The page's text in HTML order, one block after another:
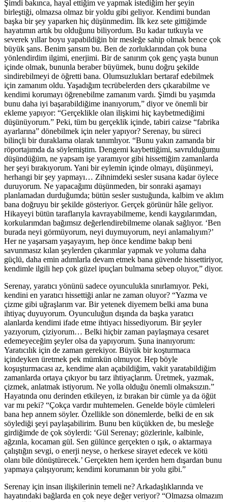
Şimdi bakınca, hayal ettiğim ve yapmak istediğim her şeyin
birleştiği, olmazsa olmaz bir yoldu gibi geliyor. Kendimi bundan
başka bir şey yaparken hiç düşünmedim. İlk kez sete gittiğimde
hayatımın artık bu olduğunu biliyordum. Bu kadar tutkuyla ve
severek yıllar boyu yapabildiğin bir mesleğe sahip olmak bence çok
büyük şans. Benim şansım bu. Ben de zorluklarından çok buna
yönlendirdim ilgimi, enerjimi. Bir de sanırım çok genç yaşta bunun
içinde olmak, bununla beraber büyümek, bunu doğru şekilde
sindirebilmeyi de öğretti bana. Olumsuzlukları bertaraf edebilmek
için zamanım oldu. Yaşadığım tecrübelerden ders çıkarabilme ve
kendimi korumayı öğrenebilme zamanım vardı. Şimdi bu yaşımda
bunu daha iyi başarabildiğime inanıyorum,” diyor ve önemli bir
ekleme yapıyor: “Gerçeklikle olan ilişkimi hiç kaybetmediğimi
düşünüyorum.” Peki, tüm bu gerçeklik içinde, tabiri caizse “fabrika
ayarlarına” dönebilmek için neler yapıyor? Serenay, bu süreci
bilinçli bir duraklama olarak tanımlıyor. “Bunu yakın zamanda bir
röportajımda da söylemiştim. Dengemi kaybettiğimi, savrulduğumu
düşündüğüm, ne yapsam işe yaramıyor gibi hissettiğim zamanlarda
her şeyi bırakıyorum. Yani bir eylemin içinde olmayı, düşünmeyi,
herhangi bir şey yapmayı… Zihnimdeki sesler susana kadar öylece
duruyorum. Ne yapacağımı düşünmeden, bir sonraki aşamayı
planlamadan durduğumda; bütün sesler sustuğunda, kalbim ve aklım
bana doğruyu bir şekilde gösteriyor. Gerçek görünür hâle geliyor.
Hikayeyi bütün taraflarıyla kavrayabilmeme, kendi kaygılarımdan,
korkularımdan bağımsız değerlendirebilmeme olanak sağlıyor. ‘Ben
burada neyi görmüyorum, neyi duymuyorum, neyi anlamalıyım?’
Her ne yaşarsam yaşayayım, hep önce kendime bakıp beni
savunmasız kılan şeylerden çıkarımlar yapmak ve yoluma daha
güçlü, daha emin adımlarla devam etmek bana güvende hissettiriyor,
kendimle ilgili hep çok güzel ipuçları bulmama sebep oluyor,” diyor.
Serenay, yaratıcı yönünü sadece oyunculukla sınırlamıyor. Peki,
kendini en yaratıcı hissettiği anlar ne zaman oluyor? “Yazma ve
çizme gibi uğraşlarım var. Bir yetenek diyemem belki ama buna
ihtiyaç duyuyorum. Oyunculuğun dışında da başka yaratıcı
alanlarda kendimi ifade etme ihtiyacı hissediyorum. Bir şeyler
yazıyorum, çiziyorum… Belki hiçbir zaman paylaşmaya cesaret
edemeyeceğim şeyler olsa da yapıyorum. Şuna inanıyorum:
Yaratıcılık için de zaman gerekiyor. Büyük bir koşturmaca
içindeyken üretmek pek mümkün olmuyor. Hep böyle
koşuşturmacası az, kendime alan açabildiğim, vakit yaratabildiğim
zamanlarda ortaya çıkıyor bu tarz ihtiyaçlarım. Üretmek, yazmak,
çizmek, anlatmak istiyorum. Ne yolla olduğu önemli olmaksızın.”
Hayatında onu derinden etkileyen, iz bırakan bir cümle ya da öğüt
var mı peki? “Çokça vardır muhtemelen. Genelde böyle cümleleri
bana hep annem söyler. Özellikle son dönemlerde, belki de en sık
söylediği şeyi paylaşabilirim. Bunu ben küçükken de, bu mesleğe
girdiğimde de çok söylerdi: ‘Gül Serenay; gözlerinle, kalbinle,
ağzınla, kocaman gül. Sen gülünce gerçekten o ışık, o aktarmaya
çalıştığın sevgi, o enerji neyse, o herkese sirayet edecek ve kötü
olanı bile dönüştürecek.’ Gerçekten hem içerden hem dışardan bunu
yapmaya çalışıyorum; kendimi korumanın bir yolu gibi.”
Serenay için insan ilişkilerinin temeli ne? Arkadaşlıklarında ve
hayatındaki bağlarda en çok neye değer veriyor? “Olmazsa olmazım